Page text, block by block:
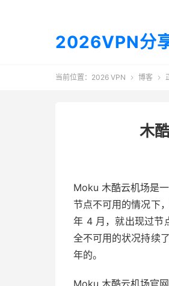
2026VPN分
当前位置： 2026 VPN  博客 
木
Moku 木酷云机场是
节点不可用的情况下
年 4 月，就出现过节
全不可用的状况持续
年的。
Moku 木酷云机场官网